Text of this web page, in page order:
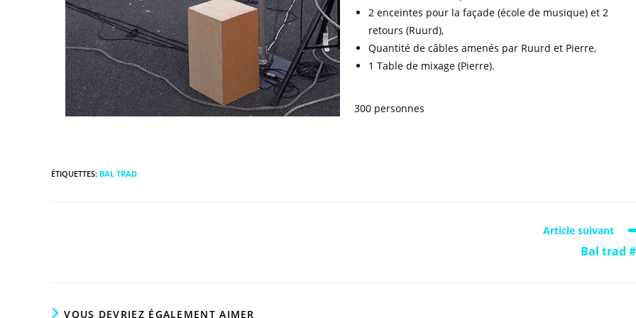
2 enceintes pour la façade (école de musique) et 2
retours (Ruurd),
Quantité de câbles amenés par Ruurd et Pierre,
1 Table de mixage (Pierre).
300 personnes
ÉTIQUETTES: BAL TRAD
Article suivant
Bal trad
VOUS DEVRIEZ ÉGALEMENT AIMER